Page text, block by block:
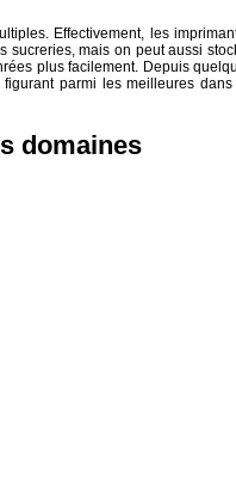
Effectivement, les
sucreries, mais on peut aussi
plus facilement. Depuis
parmi les meilleures dans
domaines